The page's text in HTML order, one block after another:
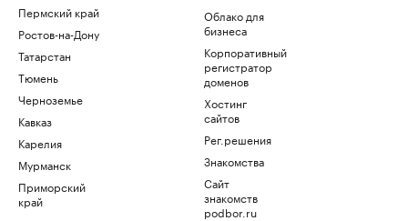
Пермский край
Ростов-на-Дону
Татарстан
Тюмень
Черноземье
Кавказ
Карелия
Мурманск
Приморский
край
Облако для
бизнеса
Корпоративный
регистратор
доменов
Хостинг
сайтов
Рег.решения
Знакомства
Сайт
знакомств
podbor.ru